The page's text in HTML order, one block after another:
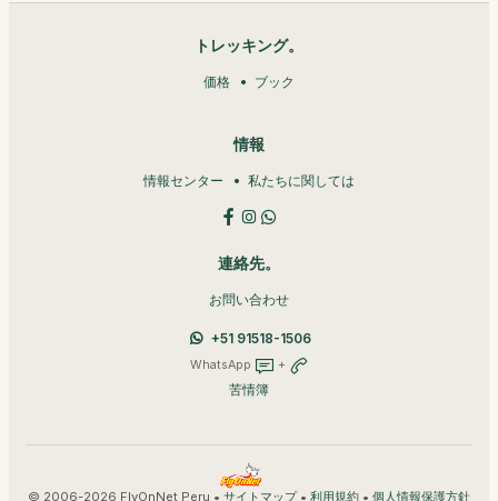
トレッキング。
価格 ブック
情報
情報センター 私たちに関しては
連絡先。
お問い合わせ
+51 91518-1506
WhatsApp +
苦情簿
© 2006-2026 FlyOnNet Peru • サイトマップ• 利用規約 • 個人情報保護方針